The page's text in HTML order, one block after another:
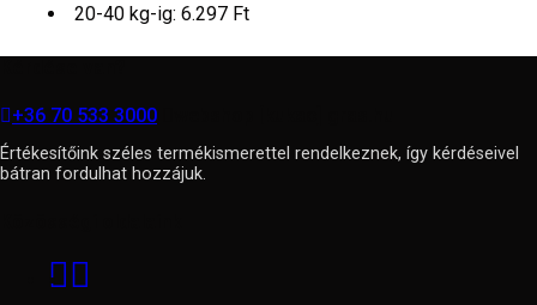
20-40 kg-ig: 6.297 Ft
+36 70 533 3000
Értékesítőink széles termékismerettel rendelkeznek, így kérdéseivel
bátran fordulhat hozzájuk.